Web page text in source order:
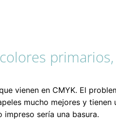
vienen en CMYK. El
mucho mejores y tienen
sería una basura.